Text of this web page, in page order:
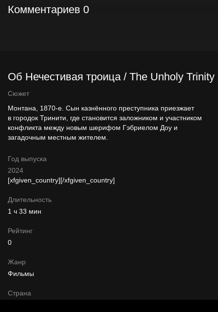
Комментариев 0
Об Нечестивая троица / The Unholy Trinity
Сюжет
Монтана, 1870-е. Сын казнённого преступника приезжает
в городок Тринити, где становится заложником и участником
конфликта между новым шерифом Гэбриелом Доу и
загадочным местным жителем.
Год выпуска
2024
Жанр
Фильмы
Длительность
1 ч 33 мин
[xfgiven_country]
Страна
[/xfgiven_country]
Рейтинг
0